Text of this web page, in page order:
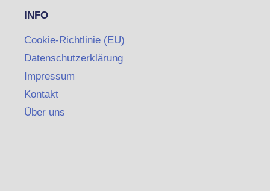
INFO
Cookie-Richtlinie (EU)
Datenschutzerklärung
Impressum
Kontakt
Über uns